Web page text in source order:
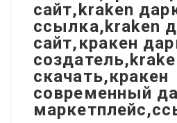
сайт,kraken
ссылка,kraken
сайт,кракен
скачать,кракен
современный